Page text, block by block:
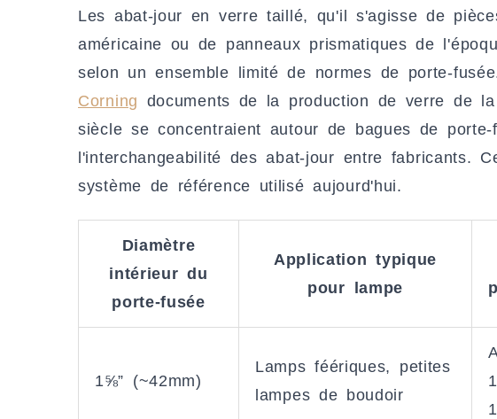
Les abat-jour en verre taillé, qu'il s'agisse de
américaine ou de panneaux prismatiques de
selon un ensemble limité de normes de porte-
Corning documents de la production de verre de
siècle se concentraient autour de bagues de porte-
l'interchangeabilité des abat-jour entre fabricants.
système de référence utilisé aujourd'hui.
Diamètre
intérieur du
porte-fusée
Application typique
pour lampe
1⅝” (~42mm)
Lamps féériques, petites
lampes de boudoir